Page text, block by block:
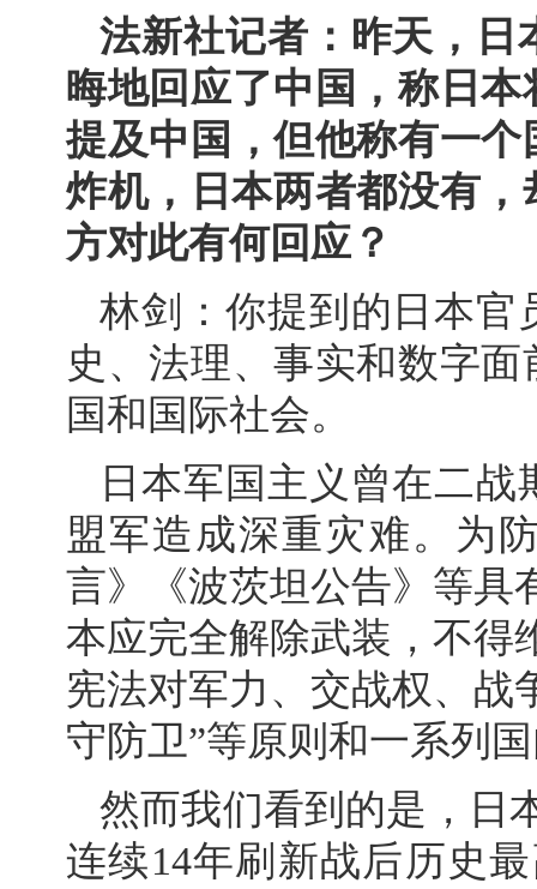
法新社记者：昨天，日
晦地回应了中国，称日
提及中国，但他称有一
炸机，日本两者都没有
方对此有何回应？
林剑：你提到的日本官
史、法理、事实和数字
国和国际社会。
日本军国主义曾在二
盟军造成深重灾难。为
言》《波茨坦公告》等具
本应完全解除武装，不得
宪法对军力、交战权、战
守防卫”等原则和一系列
然而我们看到的是，日
连续14年刷新战后历史